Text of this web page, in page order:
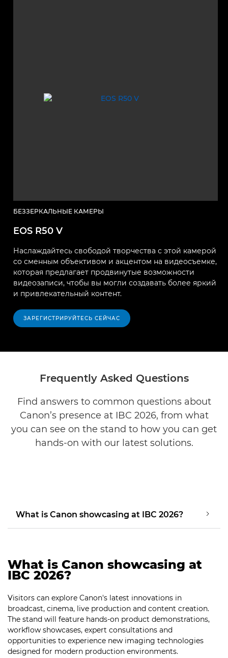
БЕЗЗЕРКАЛЬНЫЕ КАМЕРЫ
EOS R50 V
Наслаждайтесь свободой творчества с этой камерой
со сменным объективом и акцентом на видеосъемке,
которая предлагает продвинутые возможности
видеозаписи, чтобы вы могли создавать более яркий
и привлекательный контент.
ЗАРЕГИСТРИРУЙТЕСЬ СЕЙЧАС
Frequently Asked Questions
Find answers to common questions about
Canon’s presence at IBC 2026, from what
you can see on the stand to how you can get
hands-on with our latest solutions.
What is Canon showcasing at IBC 2026?
What is Canon showcasing at
IBC 2026?
Visitors can explore Canon's latest innovations in
broadcast, cinema, live production and content creation.
The stand will feature hands-on product demonstrations,
workflow showcases, expert consultations and
opportunities to experience new imaging technologies
designed for modern production environments.